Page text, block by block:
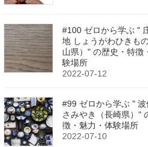
#100 ゼロから学ぶ "
地 しょうがわひきも
山県）" の歴史・特徴
験場所
2022-07-12
#99 ゼロから学ぶ " 波
さみやき（長崎県）"
徴・魅力・体験場所
2022-07-10